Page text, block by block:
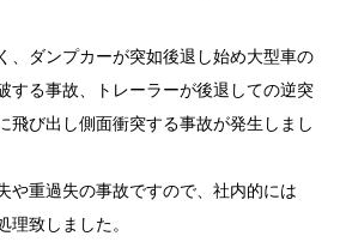
、ダンプカーが突如後退し始め大型車の
する事故、トレーラーが後退しての逆突
飛び出し側面衝突する事故が発生しまし
や重過失の事故ですので、社内的には
理致しました。